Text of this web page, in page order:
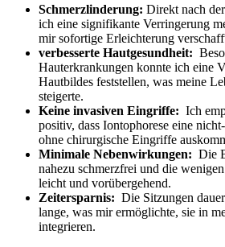
Schmerzlinderung: Direkt nach
ich eine ⁤signifikante⁣ Verringerung
mir sofortige Erleichterung‌
verbesserte Hautgesundheit:
Hauterkrankungen konnte ich eine‌
⁢Hautbildes feststellen, was meine
steigerte.
Keine invasiven Eingriffe:
Ich
⁢positiv, dass​ Iontophorese⁤ eine
ohne chirurgische⁣ Eingriffe
Minimale Nebenwirkungen:
Die
nahezu schmerzfrei⁤ und die
leicht und vorübergehend.
Zeitersparnis:
Die Sitzungen
lange, was mir ermöglichte, ⁢sie in
integrieren.